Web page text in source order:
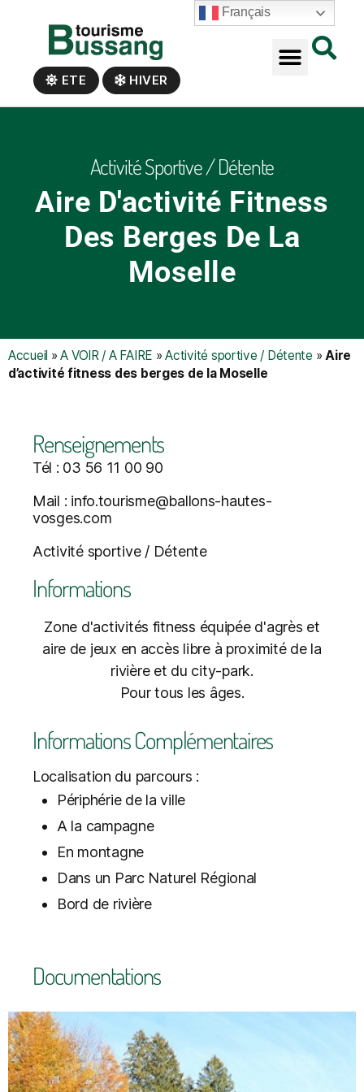
ETE HIVER
Activité Sportive / Détente
Aire D'activité Fitness
Des Berges De La
Moselle
Accueil »A VOIR / A FAIRE »Activité sportive / Détente »Aire
d’activité fitness des berges de la Moselle
Renseignements
Tél : 03 56 11 00 90
Mail : info.tourisme@ballons-hautes-
vosges.com
Activité sportive / Détente
Informations
Zone d'activités fitness équipée d'agrès et
aire de jeux en accès libre à proximité de la
rivière et du city-park.
Pour tous les âges.
Informations Complémentaires
Localisation du parcours :
Périphérie de la ville
A la campagne
En montagne
Dans un Parc Naturel Régional
Bord de rivière
Documentations
Français
Panneau de gestion des cookies